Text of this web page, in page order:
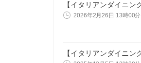
【イタリアンダイニ
2026年2月26日 13時00分
【イタリアンダイニ